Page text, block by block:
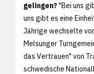
gelingen?"Bei uns
uns gibt es eine
Jährige wechselte
Melsunger
das Vertrauen" von
schwedische